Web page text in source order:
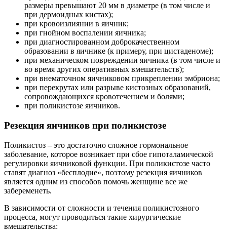
размеры превышают 20 мм в диаметре (в том числе и
при дермоидных кистах);
при кровоизлиянии в яичник;
при гнойном воспалении яичника;
при диагностированном доброкачественном
образовании в яичнике (к примеру, при цистаденоме);
при механическом повреждении яичника (в том числе и
во время других оперативных вмешательств);
при внематочном яичниковом прикреплении эмбриона;
при перекрутах или разрыве кистозных образований,
сопровождающихся кровотечением и болями;
при поликистозе яичников.
Резекция яичников при поликистозе
Поликистоз – это достаточно сложное гормональное
заболевание, которое возникает при сбое гипоталамической
регулировки яичниковой функции. При поликистозе часто
ставят диагноз «бесплодие», поэтому резекция яичников
является одним из способов помочь женщине все же
забеременеть.
В зависимости от сложности и течения поликистозного
процесса, могут проводиться такие хирургические
вмешательства: